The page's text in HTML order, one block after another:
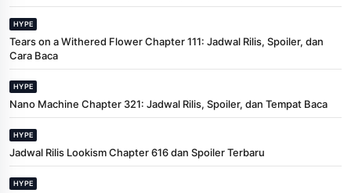
HYPE
Tears on a Withered Flower Chapter 111: Jadwal Rilis, Spoiler, dan
Cara Baca
HYPE
Nano Machine Chapter 321: Jadwal Rilis, Spoiler, dan Tempat Baca
HYPE
Jadwal Rilis Lookism Chapter 616 dan Spoiler Terbaru
HYPE